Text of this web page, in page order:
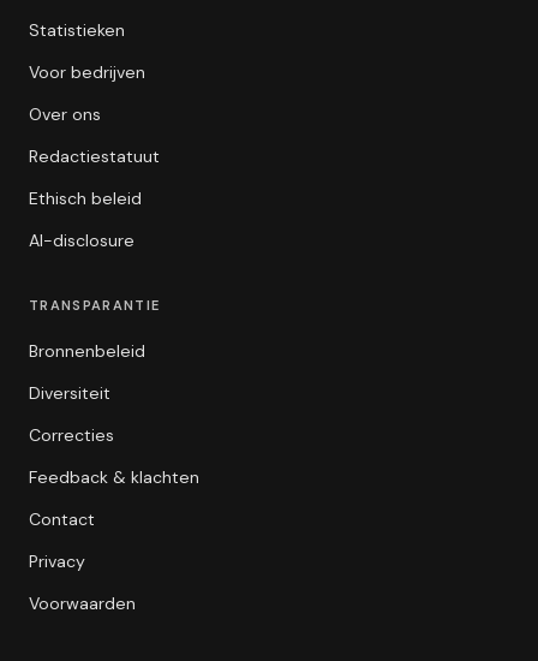
Statistieken
Voor bedrijven
Over ons
Redactiestatuut
Ethisch beleid
AI-disclosure
TRANSPARANTIE
Bronnenbeleid
Diversiteit
Correcties
Feedback & klachten
Contact
Privacy
Voorwaarden